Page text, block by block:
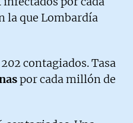
la que Lombardía
contagiados. Tasa
por cada millón de